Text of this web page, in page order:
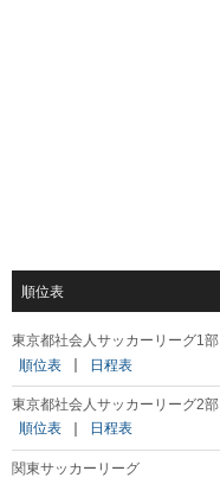
順位表
東京都社会人サッカーリーグ1部
順位表
日程表
東京都社会人サッカーリーグ2部
順位表
日程表
関東サッカーリーグ